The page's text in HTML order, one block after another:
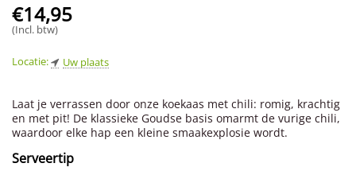
€14,95
(Incl. btw)
Locatie: Uw plaats
Laat je verrassen door onze koekaas met chili: romig, krachtig
en met pit! De klassieke Goudse basis omarmt de vurige chili,
waardoor elke hap een kleine smaakexplosie wordt.
Serveertip